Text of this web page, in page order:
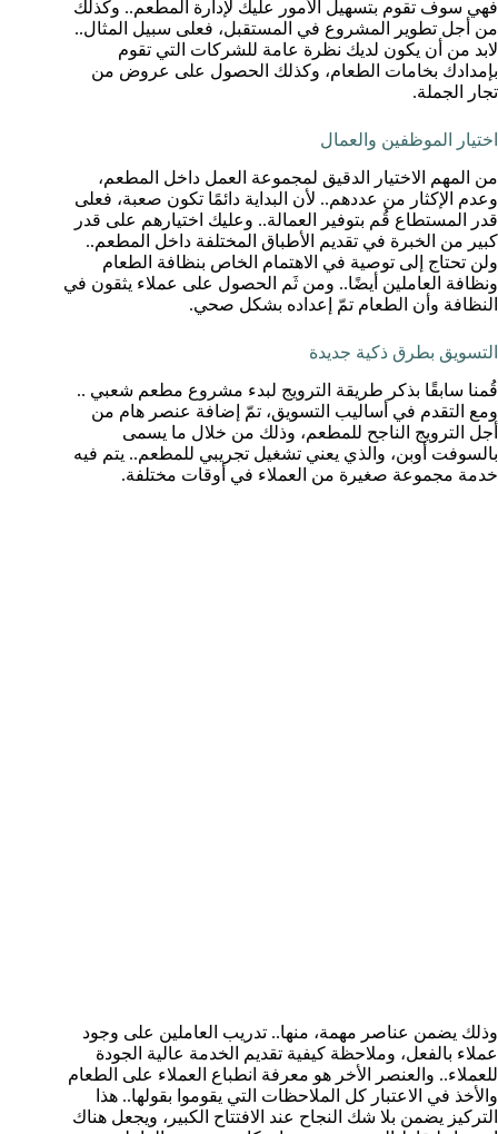
فهي سوف تقوم بتسهيل الأمور عليك لإدارة المطعم.. وكذلك
من أجل تطوير المشروع في المستقبل، فعلى سبيل المثال..
لابد من أن يكون لديك نظرة عامة للشركات التي تقوم
بإمدادك بخامات الطعام، وكذلك الحصول على عروض من
تجار الجملة.
اختيار الموظفين والعمال
من المهم الاختيار الدقيق لمجموعة العمل داخل المطعم،
وعدم الإكثار من عددهم.. لأن البداية دائمًا تكون صعبة، فعلى
قدر المستطاع قُم بتوفير العمالة.. وعليك اختيارهم على قدر
كبير من الخبرة في تقديم الأطباق المختلفة داخل المطعم..
ولن تحتاج إلى توصية في الاهتمام الخاص بنظافة الطعام
ونظافة العاملين أيضًا.. ومن ثَم الحصول على عملاء يثقون في
النظافة وأن الطعام تمّ إعداده بشكل صحي.
التسويق بطرق ذكية جديدة
قُمنا سابقًا بذكر طريقة الترويج لبدء مشروع مطعم شعبي ..
ومع التقدم في أساليب التسويق، تمّ إضافة عنصر هام من
أجل الترويج الناجح للمطعم، وذلك من خلال ما يسمى
بالسوفت أوبن، والذي يعني تشغيل تجريبي للمطعم.. يتم فيه
خدمة مجموعة صغيرة من العملاء في أوقات مختلفة.
وذلك يضمن عناصر مهمة، منها.. تدريب العاملين على وجود
عملاء بالفعل، وملاحظة كيفية تقديم الخدمة عالية الجودة
للعملاء.. والعنصر الأخر هو معرفة انطباع العملاء على الطعام
والأخذ في الاعتبار كل الملاحظات التي يقوموا بقولها.. هذا
التركيز يضمن بلا شك النجاح عند الافتتاح الكبير، ويجعل هناك